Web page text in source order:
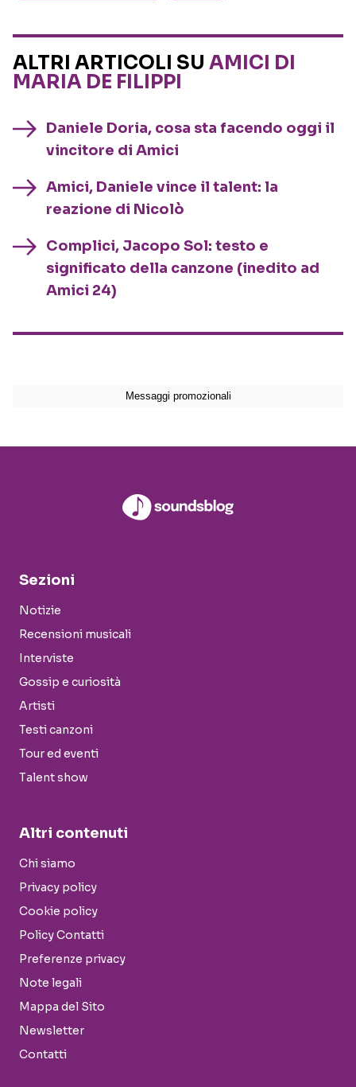
ALTRI ARTICOLI SU AMICI DI
MARIA DE FILIPPI
Daniele Doria, cosa sta facendo oggi il
vincitore di Amici
Amici, Daniele vince il talent: la
reazione di Nicolò
Complici, Jacopo Sol: testo e
significato della canzone (inedito ad
Amici 24)
Sezioni
Notizie
Recensioni musicali
Interviste
Gossip e curiosità
Artisti
Testi canzoni
Tour ed eventi
Talent show
Altri contenuti
Chi siamo
Privacy policy
Cookie policy
Policy Contatti
Preferenze privacy
Note legali
Mappa del Sito
Newsletter
Contatti